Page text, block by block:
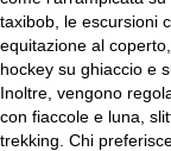
taxibob, le escursioni
equitazione al
hockey su ghiaccio e
Inoltre, vengono
con fiaccole e luna,
trekking. Chi